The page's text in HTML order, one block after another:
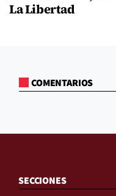
La Libertad
COMENTARIOS
SECCIONES